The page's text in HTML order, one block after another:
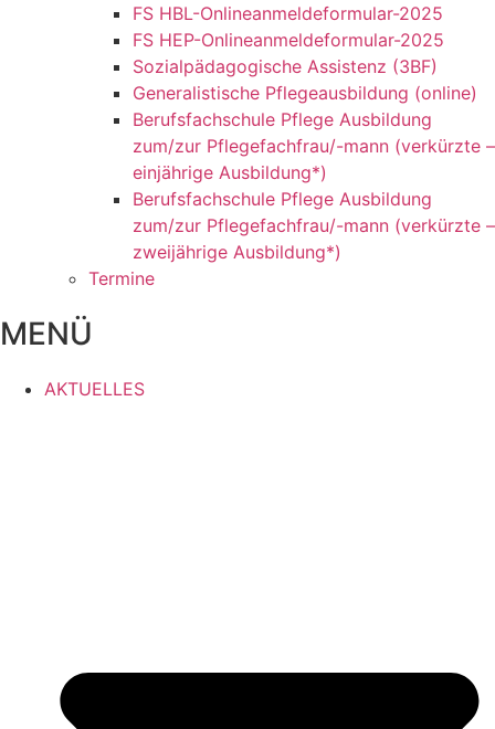
FS HBL-Onlineanmeldeformular-2025
FS HEP-Onlineanmeldeformular-2025
Sozialpädagogische Assistenz (3BF)
Generalistische Pflegeausbildung (online)
Berufsfachschule Pflege Ausbildung
zum/zur Pflegefachfrau/-mann (verkürzte –
einjährige Ausbildung*)
Berufsfachschule Pflege Ausbildung
zum/zur Pflegefachfrau/-mann (verkürzte –
zweijährige Ausbildung*)
Termine
MENÜ
AKTUELLES